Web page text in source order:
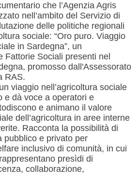
che l’Agenzia Agris
nell’ambito del Servizio di
delle politiche regionali
sociale: “Oro puro. Viaggio
in Sardegna”, un
Fattorie Sociali presenti nel
promosso dall'Assessorato
RAS.
viaggio nell’agricoltura sociale
e dà voce a operatori e
e animano il valore
dell’agricoltura in aree interne
Racconta la possibilità di
pubblico e privato per
inclusivo di comunità, in cui
presìdi di
collaborazione,